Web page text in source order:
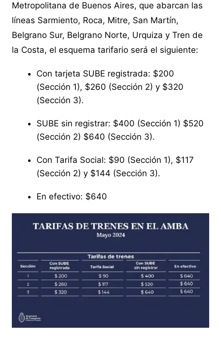
Metropolitana de Buenos Aires, que abarcan las
líneas Sarmiento, Roca, Mitre, San Martín,
Belgrano Sur, Belgrano Norte, Urquiza y Tren de
la Costa, el esquema tarifario será el siguiente:
Con tarjeta SUBE registrada: $200
(Sección 1), $260 (Sección 2) y $320
(Sección 3).
SUBE sin registrar: $400 (Sección 1) $520
(Sección 2) $640 (Sección 3).
Con Tarifa Social: $90 (Sección 1), $117
(Sección 2) y $144 (Sección 3).
En efectivo: $640